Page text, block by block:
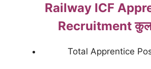
Railway ICF
Recruitment
Total Apprentice